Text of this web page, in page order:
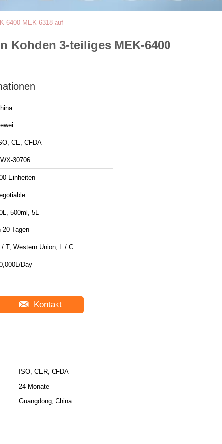
6400 MEK-6318 auf
Kohden 3-teiliges MEK-6400
CE, CFDA
30706
Einheiten
500ml, 5L
20 Tagen
/ T, Western Union, L / C
Day
Kontakt
ISO, CER, CFDA
24 Monate
Guangdong, China